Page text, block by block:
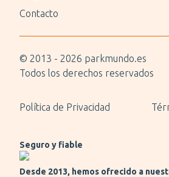
Contacto
© 2013 - 2026 parkmundo.es
Todos los derechos reservados
Política de Privacidad
Seguro y fiable
Desde 2013, hemos ofrecido a